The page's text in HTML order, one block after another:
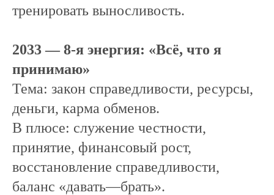
тренировать выносливость.
2033 — 8-я энергия: «Всё, что я
принимаю»
Тема: закон справедливости, ресурсы,
деньги, карма обменов.
В плюсе: служение честности,
принятие, финансовый рост,
восстановление справедливости,
баланс «давать—брать».